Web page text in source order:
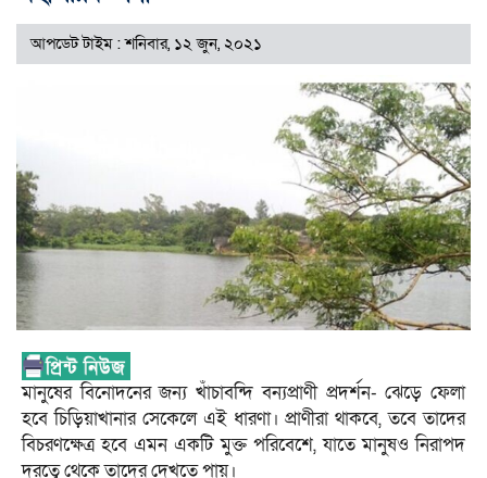
আপডেট টাইম : শনিবার, ১২ জুন, ২০২১
মানুষের বিনোদনের জন্য খাঁচাবন্দি বন্যপ্রাণী প্রদর্শন- ঝেড়ে ফেলা
হবে চিড়িয়াখানার সেকেলে এই ধারণা। প্রাণীরা থাকবে, তবে তাদের
বিচরণক্ষেত্র হবে এমন একটি মুক্ত পরিবেশে, যাতে মানুষও নিরাপদ
দূরত্বে থেকে তাদের দেখতে পায়।